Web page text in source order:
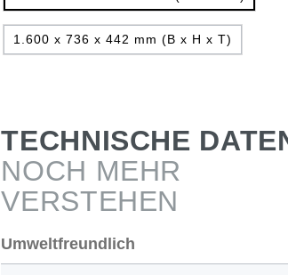
1.600 x 736 x 442 mm (B x H x T)
TECHNISCHE
NOCH MEHR
VERSTEHEN
Umweltfreundlich